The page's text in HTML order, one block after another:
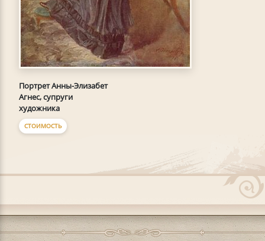
Портрет Анны-Элизабет
Агнес, супруги
художника
СТОИМОСТЬ